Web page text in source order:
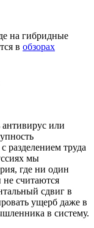
на гибридные
в обзорах
антивирус или
разделением труда
мы
где ни один
не считаются
сдвиг в
ущерб даже в
в систему.